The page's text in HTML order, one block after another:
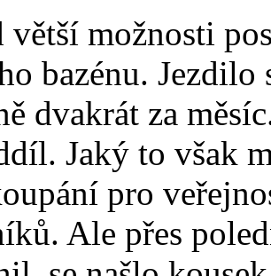
větší možnosti
bazénu.
dvakrát za
Jaký to však
pro
Ale přes